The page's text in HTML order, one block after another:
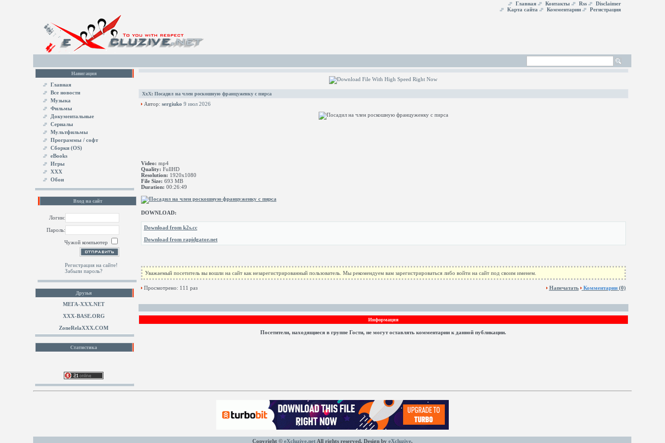
Главная Контакты Rss
Disclaimer
Карта сайта
Комментарии Регистрация
Навигация
Главная
Все новости
Музыка
Фильмы
Документальные
Сериалы
Мультфильмы
Программы / софт
Сборки (OS)
eBooks
Игры
XXX
Обои
Вход на сайт
Логин:
Пароль:
Чужой компьютер
Регистрация на сайте!
Забыли пароль?
Друзья
МЕГА-ХХХ.NET
XXX-BASE.ORG
ZoneRelaXXX.COM
Статистика
XxX: Посадил на член роскошную француженку с пирса
Автор: sergiuko 9 июл 2026
Video: mp4
Quality: FullHD
Resolution: 1920x1080
File Size: 693 MB
Duration: 00:26:49
DOWNLOAD:
Download from k2s.cc
Download from rapidgator.net
Уважаемый посетитель вы вошли на сайт как незарегистрированный пользователь. Мы рекомендуем вам зарегистрироваться либо войти на сайт под своим именем.
Просмотрено: 111 раз Напечатать Комментарии(0)
Информация
Посетители, находящиеся в группе Гости, не могут оставлять комментарии к данной публикации.
Copyright © eXcluzive.netAll rights reserved. Design by eXcluzive.